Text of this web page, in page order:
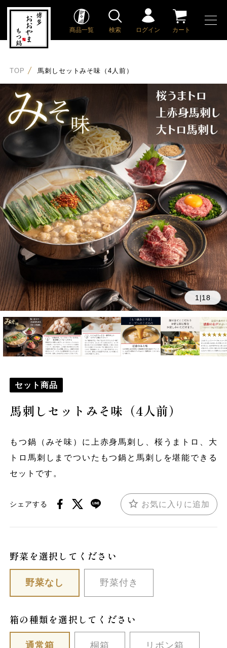
商品一覧 検索 ログイン カート
TOP 馬刺しセットみそ味（4人前）
1 |18
セット商品
馬刺しセットみそ味（4人前）
もつ鍋（みそ味）に上赤身馬刺し、桜うまトロ、大
トロ馬刺しまでついたもつ鍋と馬刺しを堪能できる
セットです。
シェアする お気に入りに追加
野菜を選択してください
野菜なし 野菜付き
箱の種類を選択してください
通常箱 桐箱 リボン箱